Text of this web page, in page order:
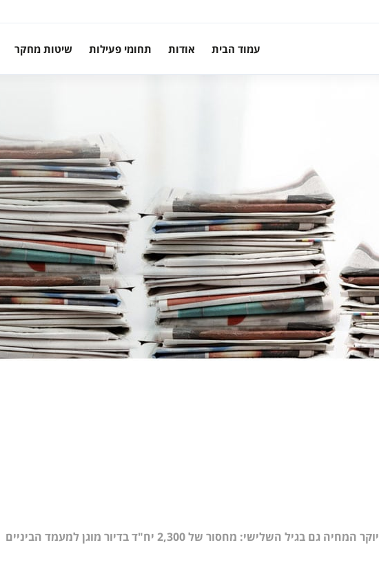
עמוד הבית אודות תחומי פעילות שיטות מחקר
יוקר המחיה גם בגיל השלישי: מחסור של 2,300 יח"ד בדיור מוגן למעמד הביניים